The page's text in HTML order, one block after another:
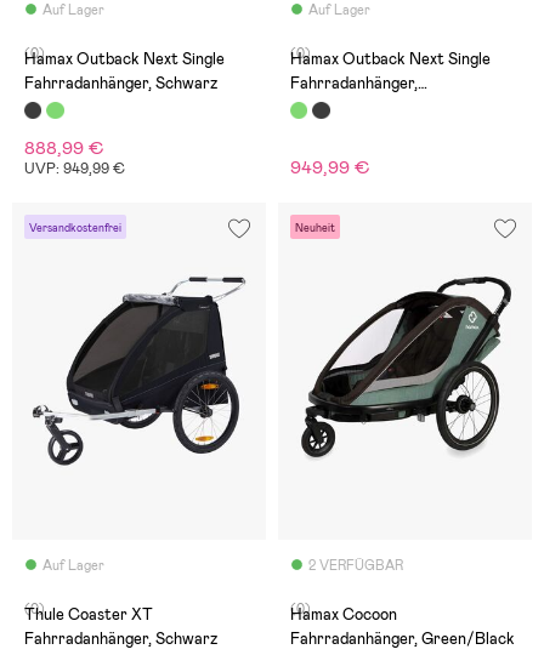
Auf Lager
(0)
Hamax Outback Next Single
Fahrradanhänger, Schwarz
888,99 €
UVP: 949,99 €
Auf Lager
(0)
Hamax Outback Next Single
Fahrradanhänger,
Grün/Schwarz
949,99 €
Versandkostenfrei
Auf Lager
(0)
Thule Coaster XT
Fahrradanhänger, Schwarz
Neuheit
2 VERFÜGBAR
(0)
Hamax Cocoon
Fahrradanhänger, Green/Black